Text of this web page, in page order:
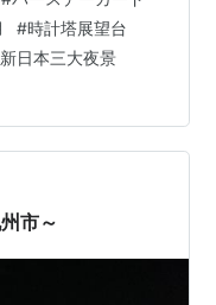
りました。 上諏訪
あり、蛇行運転の
市街地から行ける
きたい！ グライダ
、広さ3.…
#時計塔展望台
新日本三大夜景
市～